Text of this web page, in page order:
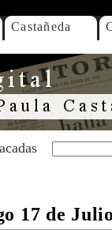
Castañeda
17 de